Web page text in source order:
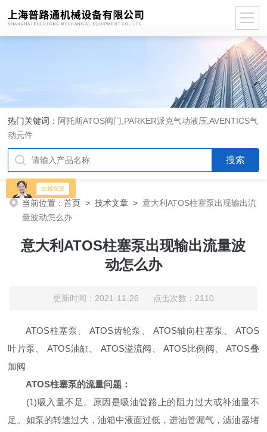
热门关键词： 阿托斯ATOS阀门,PARKER派克气动液压,AVENTICS气
动元件
当前位置：首页 >技术文章 >意大利ATOS柱塞泵出现输出流
量波动怎么办
意大利ATOS柱塞泵出现输出流量波
动怎么办
更新时间：2021-11-26 点击次数：2110
ATOS柱塞泵、 ATOS齿轮泵、 ATOS轴向柱塞泵、 ATOS
叶片泵、 ATOS油缸、 ATOS溢流阀、 ATOS比例阀、 ATOS叠
加阀
ATOS柱塞泵的流量问题：
(1)吸入量不足。原因是吸油管路上的阻力过大或补油量不
足。如泵的转速过大，油箱中液面过低，进油管漏气，滤油器堵